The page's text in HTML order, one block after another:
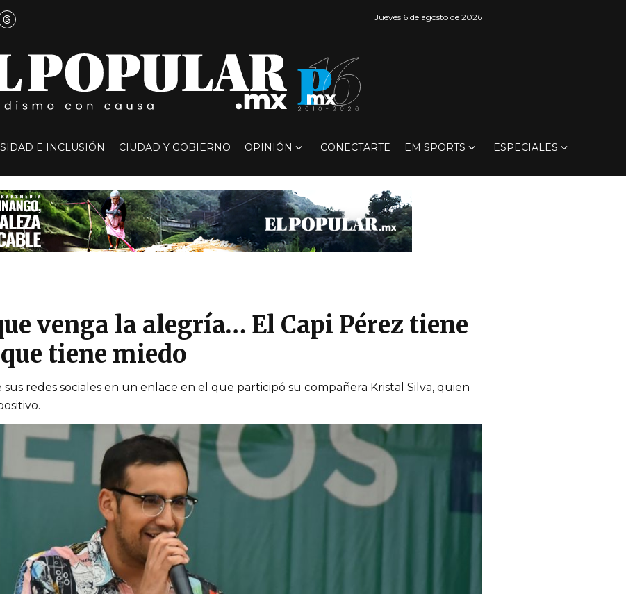
Jueves 6 de agosto de 2026
E INCLUSIÓN CIUDAD Y GOBIERNO OPINIÓN CONECTARTE EM SPORTS ESPECIALES
venga la alegría… El Capi Pérez tiene
tiene miedo
redes sociales en un enlace en el que participó su compañera Kristal Silva, quien